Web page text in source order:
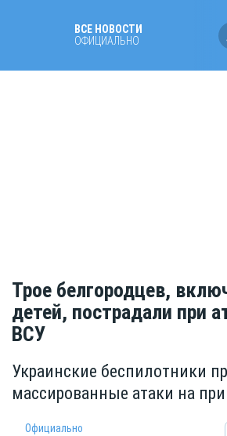
ВСЕ НОВОСТИ
ОФИЦИАЛЬНО
Трое белгородцев,
детей, пострадали при
ВСУ
Украинские беспилотники
массированные атаки на
Официально